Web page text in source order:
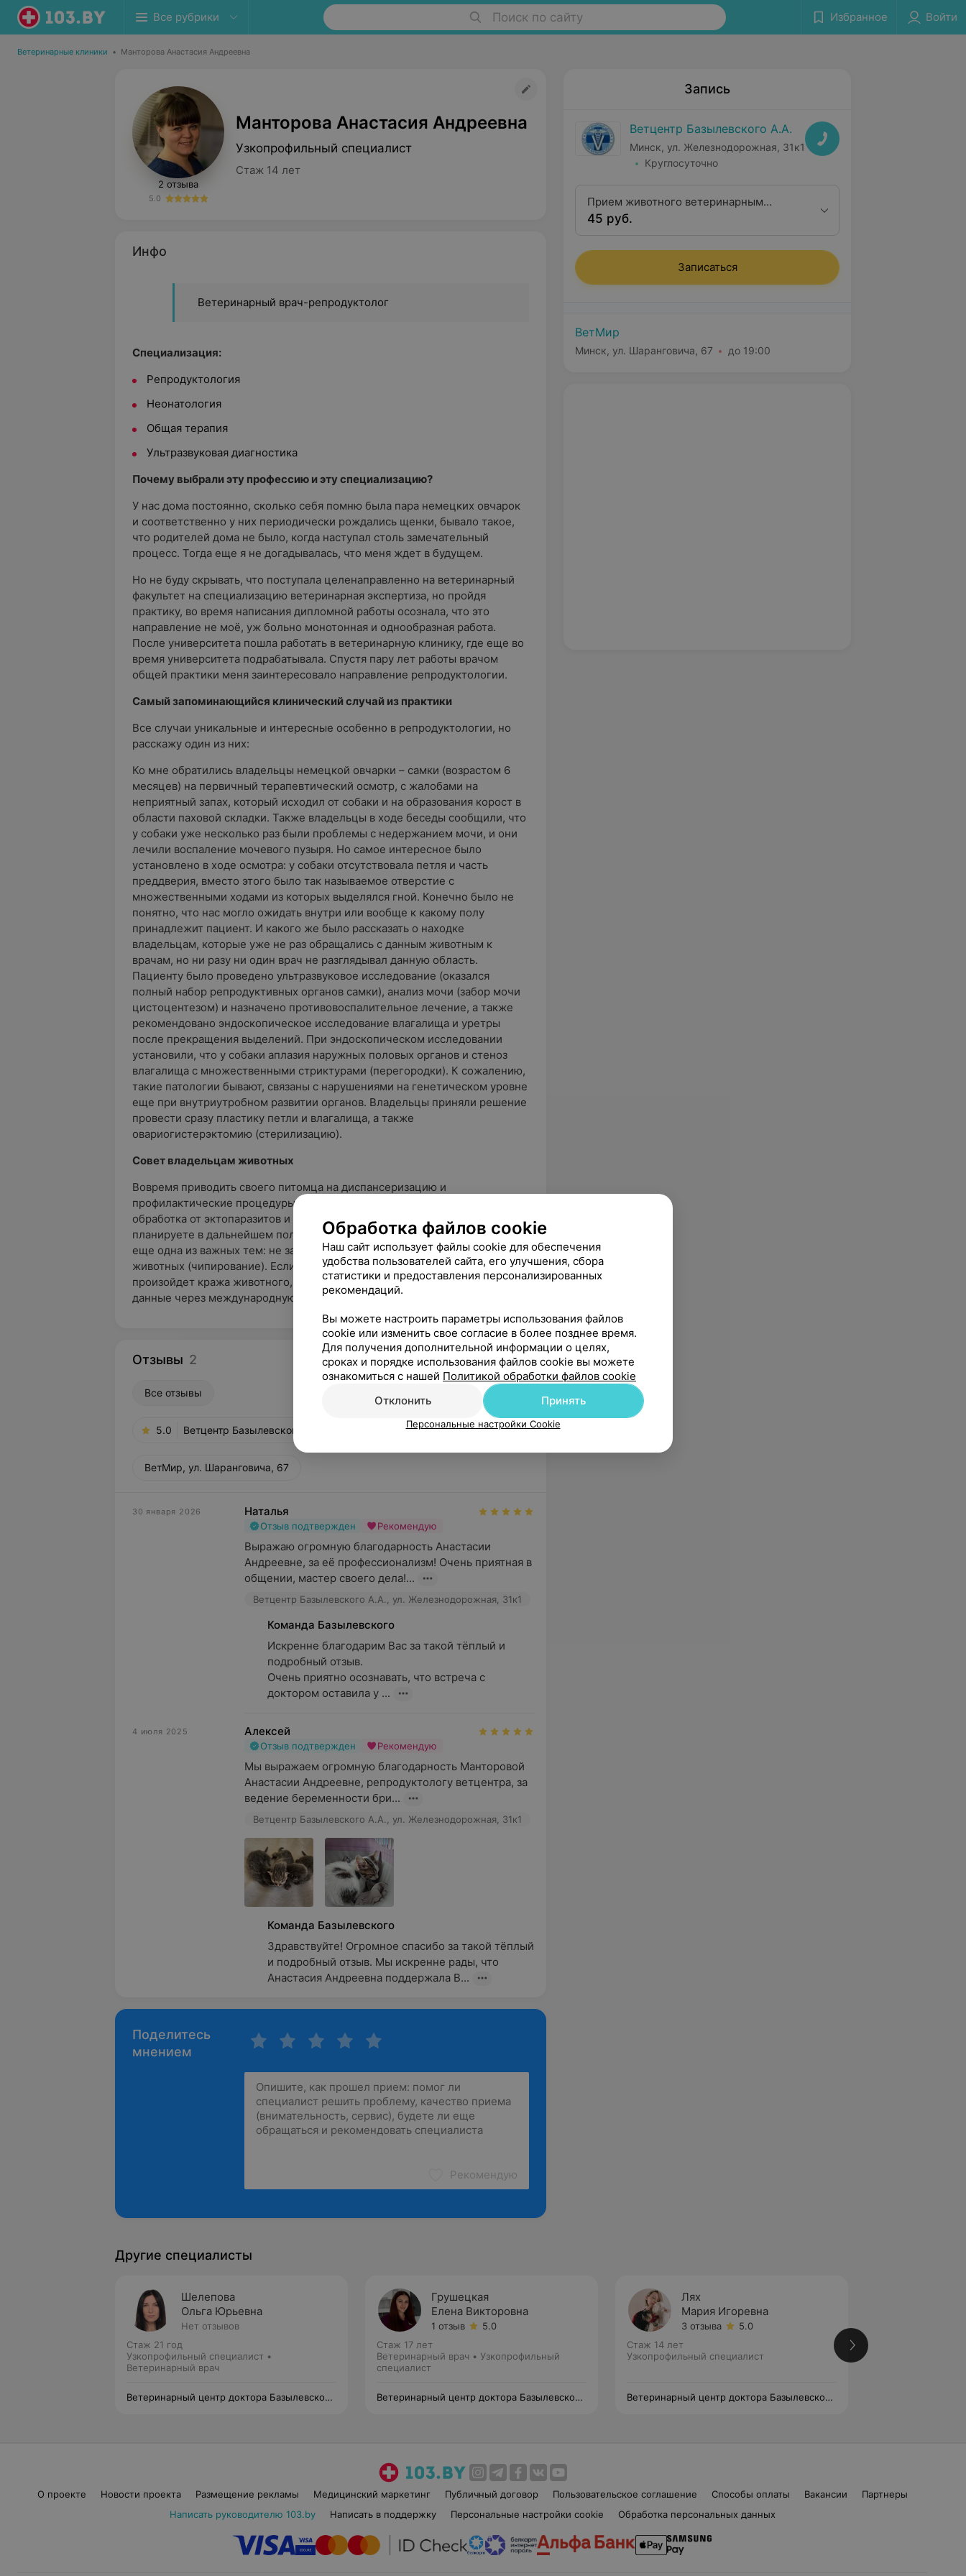
Все рубрики Поиск по сайту Избранное Войти
Ветеринарные клиники • Манторова Анастасия Андреевна
2 отзыва
5.0
Манторова Анастасия Андреевна
Узкопрофильный специалист
Стаж 14 лет
Инфо
Ветеринарный врач-репродуктолог
Специализация:
Репродуктология
Неонатология
Общая терапия
Ультразвуковая диагностика
Почему выбрали эту профессию и эту специализацию?
У нас дома постоянно, сколько себя помню была пара немецких овчарок
и соответственно у них периодически рождались щенки, бывало такое,
что родителей дома не было, когда наступал столь замечательный
процесс. Тогда еще я не догадывалась, что меня ждет в будущем.
Но не буду скрывать, что поступала целенаправленно на ветеринарный
факультет на специализацию ветеринарная экспертиза, но пройдя
практику, во время написания дипломной работы осознала, что это
направление не моё, уж больно монотонная и однообразная работа.
После университета пошла работать в ветеринарную клинику, где еще во
время университета подрабатывала. Спустя пару лет работы врачом
общей практики меня заинтересовало направление репродуктологии.
Самый запоминающийся клинический случай из практики
Все случаи уникальные и интересные особенно в репродуктологии, но
расскажу один из них:
Ко мне обратились владельцы немецкой овчарки – самки (возрастом 6
месяцев) на первичный терапевтический осмотр, с жалобами на
неприятный запах, который исходил от собаки и на образования корост в
области паховой складки. Также владельцы в ходе беседы сообщили, что
у собаки уже несколько раз были проблемы с недержанием мочи, и они
лечили воспаление мочевого пузыря. Но самое интересное было
установлено в ходе осмотра: у собаки отсутствовала петля и часть
преддверия, вместо этого было так называемое отверстие с
множественными ходами из которых выделялся гной. Конечно было не
понятно, что нас могло ожидать внутри или вообще к какому полу
принадлежит пациент. И какого же было рассказать о находке
владельцам, которые уже не раз обращались с данным животным к
врачам, но ни разу ни один врач не разглядывал данную область.
Пациенту было проведено ультразвуковое исследование (оказался
полный набор репродуктивных органов самки), анализ мочи (забор мочи
цистоцентезом) и назначено противовоспалительное лечение, а также
рекомендовано эндоскопическое исследование влагалища и уретры
после прекращения выделений. При эндоскопическом исследовании
установили, что у собаки аплазия наружных половых органов и стеноз
влагалища с множественными стриктурами (перегородки). К сожалению,
такие патологии бывают, связаны с нарушениями на генетическом уровне
еще при внутриутробном развитии органов. Владельцы приняли решение
провести сразу пластику петли и влагалища, а также
овариогистерэктомию (стерилизацию).
Совет владельцам животных
Вовремя приводить своего питомца на диспансеризацию и
профилактические процедуры (вакцинация, дегельминтизация,
обработка от эктопаразитов и т.д.) и осмотры, особенно если вы
планируете в дальнейшем получить потомство от вашего любимца. И
еще одна из важных тем: не забывайте об идентификации ваших
животных (чипирование). Если ваше животное потеряется или
произойдет кража животного, можно будет очень легко найти Ваши
данные через международную базу и вернуть Вам любимца.
Отзывы 2
Все отзывы
5.0 Ветцентр Базылевского А.А., ул. Железнодорожная, 31к1
ВетМир, ул. Шаранговича, 67
30 января 2026 Наталья
Отзыв подтвержден Рекомендую
Выражаю огромную благодарность Анастасии
Андреевне, за её профессионализм! Очень приятная в
общении, мастер своего дела!...
Ветцентр Базылевского А.А., ул. Железнодорожная, 31к1
Команда Базылевского
Искренне благодарим Вас за такой тёплый и
подробный отзыв.
Очень приятно осознавать, что встреча с
доктором оставила у ...
4 июля 2025 Алексей
Отзыв подтвержден Рекомендую
Мы выражаем огромную благодарность Манторовой
Анастасии Андреевне, репродуктологу ветцентра, за
ведение беременности бри...
Ветцентр Базылевского А.А., ул. Железнодорожная, 31к1
Команда Базылевского
Здравствуйте! Огромное спасибо за такой тёплый
и подробный отзыв. Мы искренне рады, что
Анастасия Андреевна поддержала В...
Поделитесь
мнением
Рекомендую
Запись
Ветцентр Базылевского А.А.
Минск, ул. Железнодорожная, 31к1
Круглосуточно
Прием животного ветеринарным
врачом-репродуктологом (первичный)
45 руб.
Записаться
ВетМир
Минск, ул. Шаранговича, 67 до 19:00
Другие специалисты
Шелепова
Ольга Юрьевна
Нет отзывов
Стаж 21 год
Узкопрофильный специалист •
Ветеринарный врач
Ветеринарный центр доктора Базылевского
Грушецкая
Елена Викторовна
1 отзыв
5.0
Стаж 17 лет
Ветеринарный врач • Узкопрофильный
специалист
Ветеринарный центр доктора Базылевского
Лях
Мария Игоревна
3 отзыва
5.0
Стаж 14 лет
Узкопрофильный специалист
Ветеринарный центр доктора Базылевского
О проекте Новости проекта Размещение рекламы Медицинский маркетинг Публичный договор Пользовательское соглашение Способы оплаты Вакансии
Партнеры
Написать руководителю 103.by
Написать в поддержку Персональные настройки cookie Обработка персональных данных
Обработка файлов cookie
Наш сайт использует файлы cookie для обеспечения
удобства пользователей сайта, его улучшения, сбора
статистики и предоставления персонализированных
рекомендаций.
Вы можете настроить параметры использования файлов
cookie или изменить свое согласие в более позднее время.
Для получения дополнительной информации о целях,
сроках и порядке использования файлов cookie вы можете
ознакомиться с нашей Политикой обработки файлов cookie
Отклонить
Принять
Персональные настройки Cookie